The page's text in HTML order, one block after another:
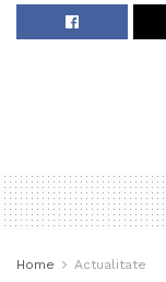
Home Actualitate